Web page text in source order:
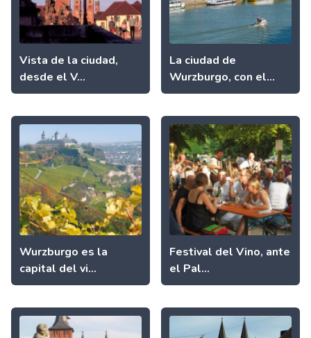
Vista de la ciudad,
desde el V...
La ciudad de
Wurzburgo, con el...
Wurzburgo es la
capital del vi...
Festival del Vino, ante
el Pal...